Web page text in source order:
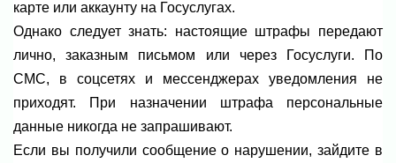
карте или аккаунту на Госуслугах.
Однако следует знать: настоящие штрафы передают
лично, заказным письмом или через Госуслуги. По
СМС, в соцсетях и мессенджерах уведомления не
приходят. При назначении штрафа персональные
данные никогда не запрашивают.
Если вы получили сообщение о нарушении, зайдите в